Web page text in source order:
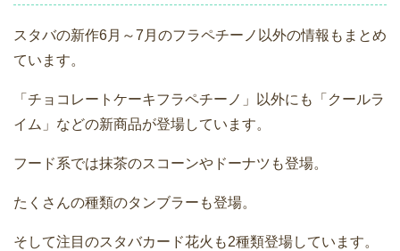
スタバの新作6月～7月のフラペチーノ以外の情報もまとめ
ています。
「チョコレートケーキフラペチーノ」以外にも「クールラ
イム」などの新商品が登場しています。
フード系では抹茶のスコーンやドーナツも登場。
たくさんの種類のタンブラーも登場。
そして注目のスタバカード花火も2種類登場しています。